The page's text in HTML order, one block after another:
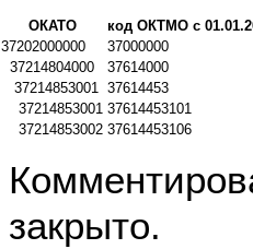
ОКАТО
код ОКТМО с
37202000000
37000000
37214804000
37614000
37214853001 37614453
37214853001 37614453101
37214853002 37614453106
закрыто.